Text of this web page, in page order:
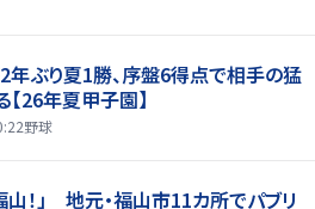
ぶり夏1勝、序盤6得点で相手の猛
26年夏甲子園】
野球
山！」 地元・福山市11カ所でパブリ